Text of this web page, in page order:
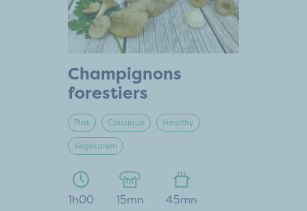
Champignons
forestiers
Plat Classique Healthy
Végétarien
1h00 15mn 45mn